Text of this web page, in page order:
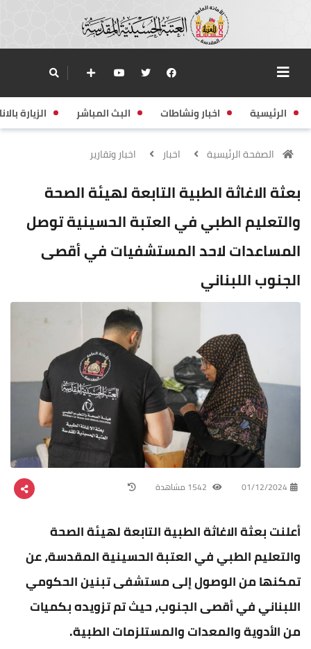
الرئيسية اخبار ونشاطات البث المباشر الزيارة
الصفحة الرئيسية اخبار اخبار وتقارير
بعثة الاغاثة الطبية التابعة لهيئة الصحة
والتعليم الطبي في العتبة الحسينية توصل
المساعدات لاحد المستشفيات في أقصى
الجنوب اللبناني
01/12/2024
أعلنت بعثة الاغاثة الطبية التابعة لهيئة الصحة
والتعليم الطبي في العتبة الحسينية المقدسة، عن
تمكنها من الوصول إلى مستشفى تبنين الحكومي
اللبناني في أقصى الجنوب، حيث تم تزويده بكميات
من الأدوية والمعدات والمستلزمات الطبية.